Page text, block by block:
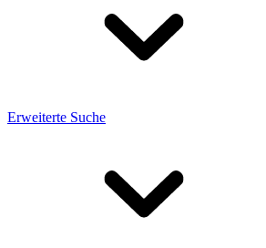
Erweiterte Suche